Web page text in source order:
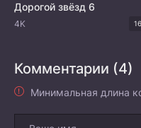
Дорогой звёзд 6
4K
Комментарии (4)
Минимальная длина